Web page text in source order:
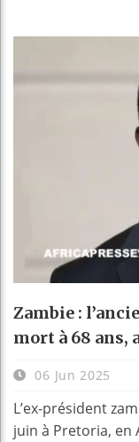
Zambie :
mort à 68 ans,
06 Jun 2025
L’ex-président
juin à Pretoria, en